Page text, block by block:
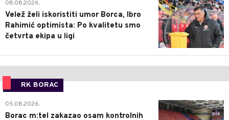
08.08.2026.
Velež želi iskoristiti umor Borca, Ibro
Rahimić optimista: Po kvalitetu smo
četvrta ekipa u ligi
RK BORAC
0
05.08.2026.
Borac m:tel zakazao osam kontrolnih